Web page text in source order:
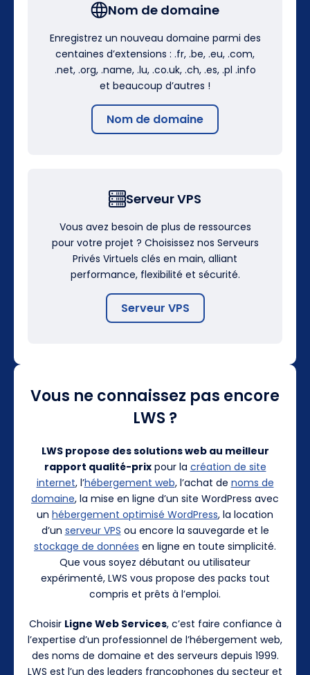
Nom de domaine
Enregistrez un nouveau domaine parmi des
centaines d’extensions : .fr, .be, .eu, .com,
.net, .org, .name, .lu, .co.uk, .ch, .es, .pl .info
et beaucoup d’autres !
Nom de domaine
Serveur VPS
Vous avez besoin de plus de ressources
pour votre projet ? Choisissez nos Serveurs
Privés Virtuels clés en main, alliant
performance, flexibilité et sécurité.
Serveur VPS
Vous ne connaissez pas encore
LWS ?
LWS propose des solutions web au meilleur
rapport qualité-prixpour la création de site
internet, l’hébergement web, l’achat de noms de
domaine, la mise en ligne d’un site WordPress avec
un hébergement optimisé WordPress, la location
d’un serveur VPS ou encore la sauvegarde et le
stockage de données en ligne en toute simplicité.
Que vous soyez débutant ou utilisateur
expérimenté, LWS vous propose des packs tout
compris et prêts à l’emploi.
Choisir Ligne Web Services, c’est faire confiance à
l’expertise d’un professionnel de l’hébergement web,
des noms de domaine et des serveurs depuis 1999.
LWS est l’un des leaders francophones du secteur et